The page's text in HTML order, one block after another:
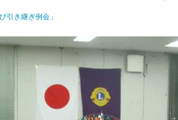
引き継ぎ例会」